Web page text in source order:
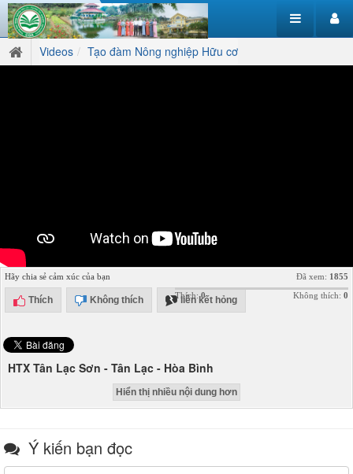
Videos Tạo đàm Nông nghiệp Hữu cơ
Hãy chia sẻ cảm xúc của bạn
Thích Không thích liên kết hỏng
Đã xem: 1855
Thích:0 Không thích: 0
HTX Tân Lạc Sơn - Tân Lạc - Hòa Bình
Hiển thị nhiều nội dung hơn
Ý kiến bạn đọc